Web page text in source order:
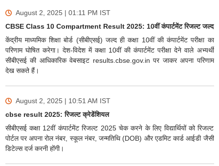
August 2, 2025 | 01:11 PM IST
CBSE Class 10 Compartment Result 2025: 10वीं कंपार्टमेंट रिजल्ट जल्द
केंद्रीय माध्यमिक शिक्षा बोर्ड (सीबीएसई) जल्द ही कक्षा 10वीं की कंपार्टमेंट परीक्षा का
परिणाम घोषित करेगा। देश-विदेश में कक्षा 10वीं की कंपार्टमेंट परीक्षा देने वाले अभ्यर्थी
सीबीएसई की आधिकारिक वेबसाइट results.cbse.gov.in पर जाकर अपना परिणाम
देख सकते हैं।
August 2, 2025 | 10:51 AM IST
cbse result 2025: रिजल्ट क्रेडेंशियल
सीबीएसई कक्षा 12वीं कंपार्टमेंट रिजल्ट 2025 चेक करने के लिए विद्यार्थियों को रिजल्ट
पोर्टल पर अपना रोल नंबर, स्कूल नंबर, जन्मतिथि (DOB) और एडमिट कार्ड आईडी जैसी
डिटेल्स दर्ज करनी होंगी।